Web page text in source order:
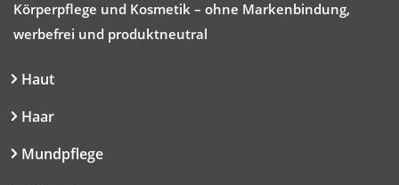
Körperpflege und Kosmetik – ohne Markenbindung,
werbefrei und produktneutral
Haut
Haar
Mundpflege